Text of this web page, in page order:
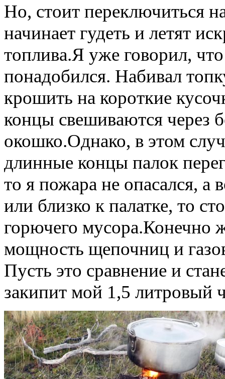
Но, стоит переключиться
начинает гудеть и летят
топлива.Я уже говорил,
понадобился. Набивал
крошить на короткие
концы свешиваются через
окошко.Однако, в этом
длинные концы палок
то я пожара не опасался, а
или близко к палатке, то
горючего мусора.Конечно
мощность щепочниц и
Пусть это сравнение и
закипит мой 1,5 литровый